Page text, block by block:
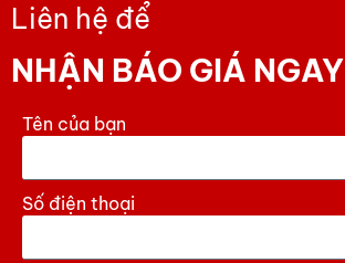
Liên hệ để
NHẬN BÁO GIÁ NGAY
Tên của bạn
Số điện thoại